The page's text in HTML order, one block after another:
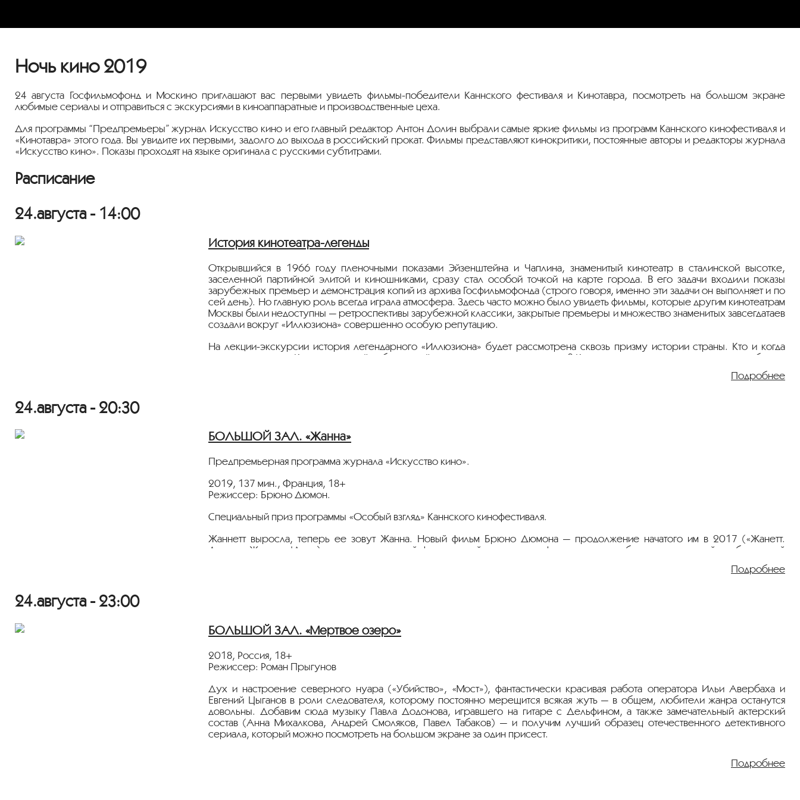
Ночь кино 2019
24 августа Госфильмофонд и Москино приглашают вас первыми увидеть фильмы-победители Каннского фестиваля и Кинотавра, посмотреть на большом экране
любимые сериалы и отправиться с экскурсиями в киноаппаратные и производственные цеха.
Для программы “Предпремьеры” журнал Искусство кино и его главный редактор Антон Долин выбрали самые яркие фильмы из программ Каннского кинофестиваля и
«Кинотавра» этого года. Вы увидите их первыми, задолго до выхода в российский прокат. Фильмы представляют кинокритики, постоянные авторы и редакторы журнала
«Искусство кино». Показы проходят на языке оригинала с русскими субтитрами.
Расписание
24.августа - 14:00
История кинотеатра-легенды
Открывшийся в 1966 году пленочными показами Эйзенштейна и Чаплина, знаменитый кинотеатр в сталинской высотке,
заселенной партийной элитой и киношниками, сразу стал особой точкой на карте города. В его задачи входили показы
зарубежных премьер и демонстрация копий из архива Госфильмофонда (строго говоря, именно эти задачи он выполняет и по
сей день). Но главную роль всегда играла атмосфера. Здесь часто можно было увидеть фильмы, которые другим кинотеатрам
Москвы были недоступны — ретроспективы зарубежной классики, закрытые премьеры и множество знаменитых завсегдатаев
создали вокруг «Иллюзиона» совершенно особую репутацию.
На лекции-экскурсии история легендарного «Иллюзиона» будет рассмотрена сквозь призму истории страны. Кто и когда
решил открыть на Котельнической набережной кинотеатр повторного показа? Как с течением времени менялся его облик и
Подробнее
24.августа - 20:30
БОЛЬШОЙ ЗАЛ. «Жанна»
Предпремьерная программа журнала «Искусство кино».
2019, 137 мин., Франция, 18+
Режиссер: Брюно Дюмон.
Специальный приз программы «Особый взгляд» Каннского кинофестиваля.
Жаннетт выросла, теперь ее зовут Жанна. Новый фильм Брюно Дюмона — продолжение начатого им в 2017 («Жанетт.
Детство Жанны д'Арк») рассказа о великой французской мученице и фанатичке: даже будучи схваченной и обвиненной
Дюмон так любит снимать свое кино. История Жанны д'Арк претерпела сотни трактовок и вариаций, но Дюмон явно
Фильм представляет Евгений Майзель — автор и редактор журнала
Подробнее
24.августа - 23:00
БОЛЬШОЙ ЗАЛ. «Мертвое озеро»
2018, Россия, 18+
Режиссер: Роман Прыгунов
Дух и настроение северного нуара («Убийство», «Мост»), фантастически красивая работа оператора Ильи Авербаха и
Евгений Цыганов в роли следователя, которому постоянно мерещится всякая жуть — в общем, любители жанра останутся
довольны. Добавим сюда музыку Павла Додонова, игравшего на гитаре с Дельфином, а также замечательный актерский
состав (Анна Михалкова, Андрей Смоляков, Павел Табаков) — и получим лучший образец отечественного детективного
сериала, который можно посмотреть на большом экране за один присест.
Подробнее